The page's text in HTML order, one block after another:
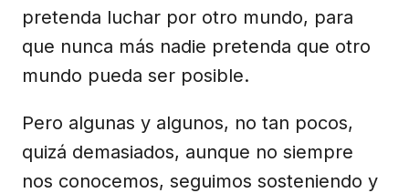
pretenda luchar por otro mundo, para
que nunca más nadie pretenda que otro
mundo pueda ser posible.
Pero algunas y algunos, no tan pocos,
quizá demasiados, aunque no siempre
nos conocemos, seguimos sosteniendo y